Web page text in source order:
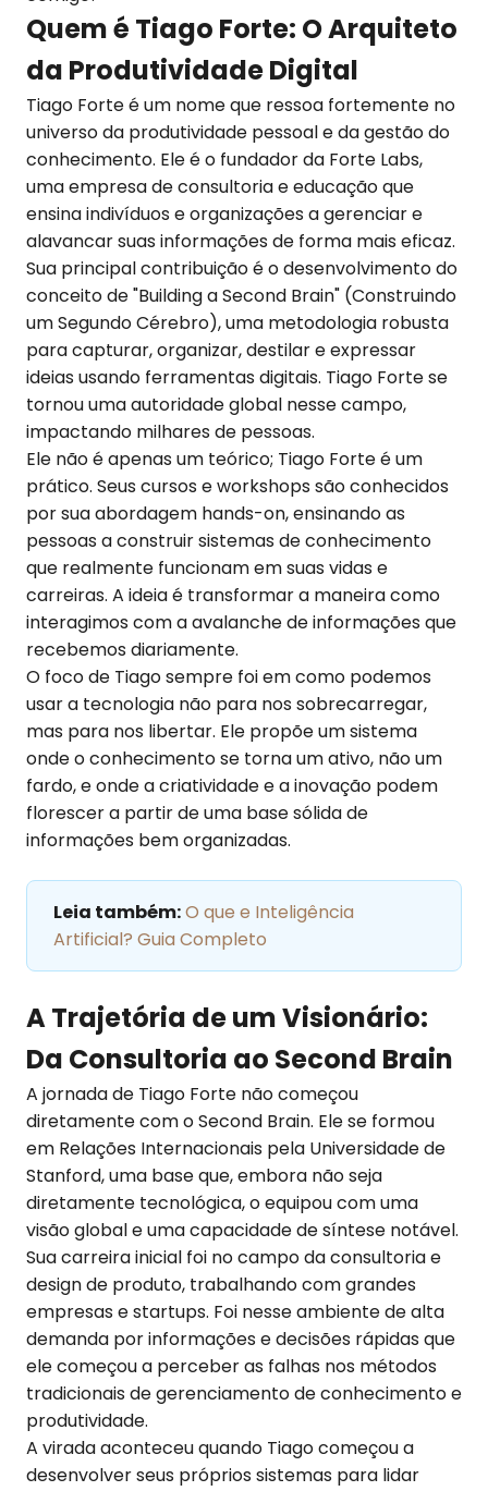
Quem é Tiago Forte: O Arquiteto
da Produtividade Digital
Tiago Forte é um nome que ressoa fortemente no
universo da produtividade pessoal e da gestão do
conhecimento. Ele é o fundador da Forte Labs,
uma empresa de consultoria e educação que
ensina indivíduos e organizações a gerenciar e
alavancar suas informações de forma mais eficaz.
Sua principal contribuição é o desenvolvimento do
conceito de "Building a Second Brain" (Construindo
um Segundo Cérebro), uma metodologia robusta
para capturar, organizar, destilar e expressar
ideias usando ferramentas digitais. Tiago Forte se
tornou uma autoridade global nesse campo,
impactando milhares de pessoas.
Ele não é apenas um teórico; Tiago Forte é um
prático. Seus cursos e workshops são conhecidos
por sua abordagem hands-on, ensinando as
pessoas a construir sistemas de conhecimento
que realmente funcionam em suas vidas e
carreiras. A ideia é transformar a maneira como
interagimos com a avalanche de informações que
recebemos diariamente.
O foco de Tiago sempre foi em como podemos
usar a tecnologia não para nos sobrecarregar,
mas para nos libertar. Ele propõe um sistema
onde o conhecimento se torna um ativo, não um
fardo, e onde a criatividade e a inovação podem
florescer a partir de uma base sólida de
informações bem organizadas.
Leia também:O que e Inteligência
Artificial? Guia Completo
A Trajetória de um Visionário:
Da Consultoria ao Second Brain
A jornada de Tiago Forte não começou
diretamente com o Second Brain. Ele se formou
em Relações Internacionais pela Universidade de
Stanford, uma base que, embora não seja
diretamente tecnológica, o equipou com uma
visão global e uma capacidade de síntese notável.
Sua carreira inicial foi no campo da consultoria e
design de produto, trabalhando com grandes
empresas e startups. Foi nesse ambiente de alta
demanda por informações e decisões rápidas que
ele começou a perceber as falhas nos métodos
tradicionais de gerenciamento de conhecimento e
produtividade.
A virada aconteceu quando Tiago começou a
desenvolver seus próprios sistemas para lidar